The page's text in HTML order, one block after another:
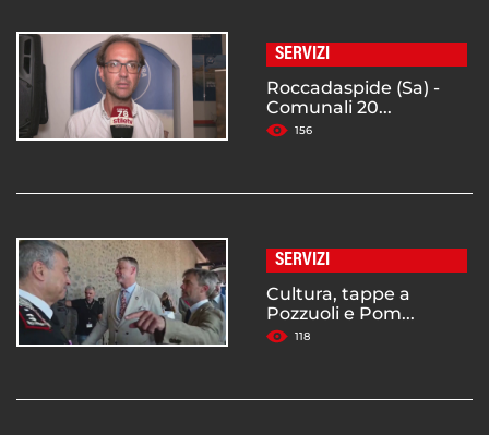
SERVIZI
Roccadaspide (Sa) -
Comunali 20...
156
SERVIZI
Cultura, tappe a
Pozzuoli e Pom...
118